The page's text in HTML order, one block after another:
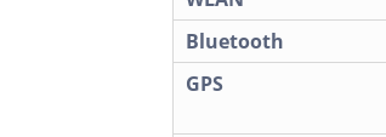
Bluetooth
GPS